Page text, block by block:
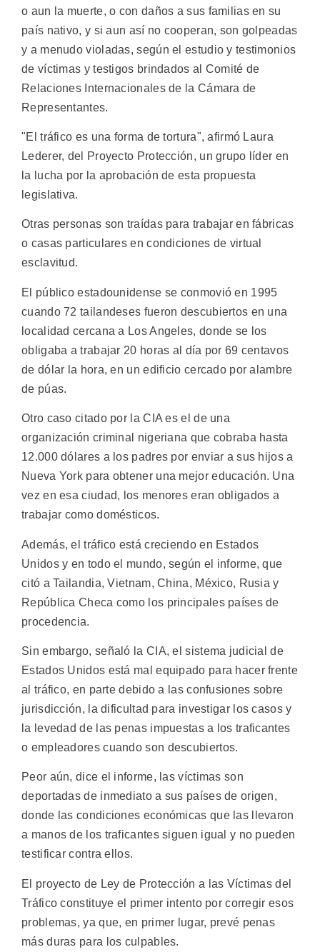
o aun la muerte, o con daños a sus familias en su
país nativo, y si aun así no cooperan, son golpeadas
y a menudo violadas, según el estudio y testimonios
de víctimas y testigos brindados al Comité de
Relaciones Internacionales de la Cámara de
Representantes.
"El tráfico es una forma de tortura", afirmó Laura
Lederer, del Proyecto Protección, un grupo líder en
la lucha por la aprobación de esta propuesta
legislativa.
Otras personas son traídas para trabajar en fábricas
o casas particulares en condiciones de virtual
esclavitud.
El público estadounidense se conmovió en 1995
cuando 72 tailandeses fueron descubiertos en una
localidad cercana a Los Angeles, donde se los
obligaba a trabajar 20 horas al día por 69 centavos
de dólar la hora, en un edificio cercado por alambre
de púas.
Otro caso citado por la CIA es el de una
organización criminal nigeriana que cobraba hasta
12.000 dólares a los padres por enviar a sus hijos a
Nueva York para obtener una mejor educación. Una
vez en esa ciudad, los menores eran obligados a
trabajar como domésticos.
Además, el tráfico está creciendo en Estados
Unidos y en todo el mundo, según el informe, que
citó a Tailandia, Vietnam, China, México, Rusia y
República Checa como los principales países de
procedencia.
Sin embargo, señaló la CIA, el sistema judicial de
Estados Unidos está mal equipado para hacer frente
al tráfico, en parte debido a las confusiones sobre
jurisdicción, la dificultad para investigar los casos y
la levedad de las penas impuestas a los traficantes
o empleadores cuando son descubiertos.
Peor aún, dice el informe, las víctimas son
deportadas de inmediato a sus países de origen,
donde las condiciones económicas que las llevaron
a manos de los traficantes siguen igual y no pueden
testificar contra ellos.
El proyecto de Ley de Protección a las Víctimas del
Tráfico constituye el primer intento por corregir esos
problemas, ya que, en primer lugar, prevé penas
más duras para los culpables.